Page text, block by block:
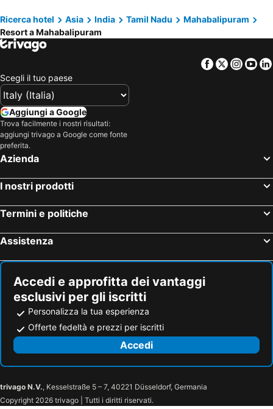
Ricerca hotel Asia India Tamil Nadu
Mahabalipuram
Resort a Mahabalipuram
Facebook
Twitter
Scegli il tuo paese
Aggiungi a Google
Trova facilmente i nostri risultati:
aggiungi trivago a Google come fonte
preferita.
Azienda
I nostri prodotti
Termini e politiche
Assistenza
Accedi e approfitta dei vantaggi
esclusivi per gli iscritti
Personalizza la tua esperienza
Offerte fedeltà e prezzi per iscritti
Accedi
trivago N.V., Kesselstraße 5 – 7, 40221 Düsseldorf, Germania
Copyright 2026 trivago | Tutti i diritti riservati.